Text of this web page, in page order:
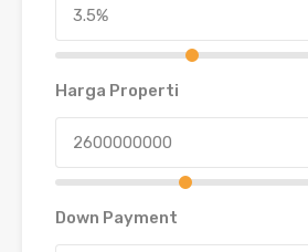
Harga Properti
Down Payment